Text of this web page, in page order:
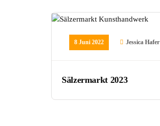
8 Juni 2022 Jessica Hafer
Sälzermarkt 2023